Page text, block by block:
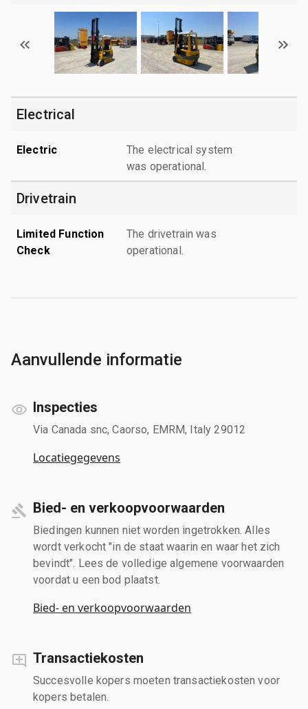
Electrical
Electric
The electrical system
was operational.
Drivetrain
Limited Function
Check
The drivetrain was
operational.
Aanvullende informatie
Inspecties
Via Canada snc, Caorso, EMRM, Italy 29012
Locatiegegevens
Bied- en verkoopvoorwaarden
Biedingen kunnen niet worden ingetrokken. Alles
wordt verkocht "in de staat waarin en waar het zich
bevindt". Lees de volledige algemene voorwaarden
voordat u een bod plaatst.
Bied- en verkoopvoorwaarden
Transactiekosten
Succesvolle kopers moeten transactiekosten voor
kopers betalen.